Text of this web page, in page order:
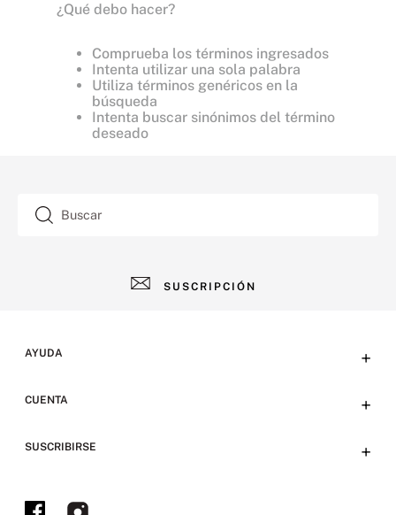
¿Qué debo hacer?
Comprueba los términos ingresados
Intenta utilizar una sola palabra
Utiliza términos genéricos en la
búsqueda
Intenta buscar sinónimos del término
deseado
Buscar
SUSCRIPCIÓN
AYUDA +
Preguntas frecuentes
CUENTA +
SUSCRIBIRSE +